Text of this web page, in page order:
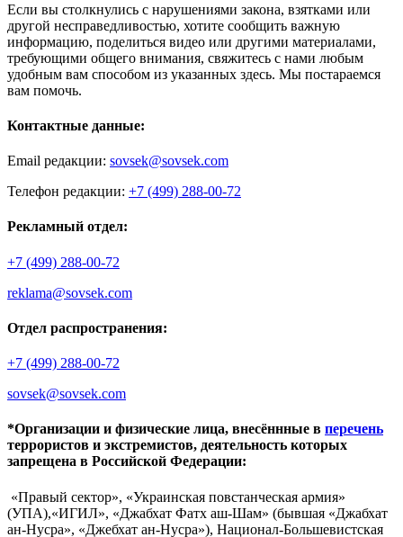
Если вы столкнулись с нарушениями закона, взятками или
другой несправедливостью, хотите сообщить важную
информацию, поделиться видео или другими материалами,
требующими общего внимания, свяжитесь с нами любым
удобным вам способом из указанных здесь. Мы постараемся
вам помочь.
Контактные данные:
Email редакции: sovsek@sovsek.com
Телефон редакции: +7 (499) 288-00-72
Рекламный отдел:
+7 (499) 288-00-72
reklama@sovsek.com
Отдел распространения:
+7 (499) 288-00-72
sovsek@sovsek.com
*Организации и физические лица, внесённные в перечень
террористов и экстремистов, деятельность которых
запрещена в Российской Федерации:
«Правый сектор», «Украинская повстанческая армия»
(УПА),«ИГИЛ», «Джабхат Фатх аш-Шам» (бывшая «Джабхат
ан-Нусра», «Джебхат ан-Нусра»), Национал-Большевистская